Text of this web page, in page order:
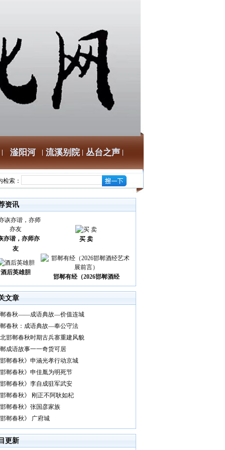
滏阳河 流溪别院 丛台之声
检索：
资讯
亦谐，亦师亦
友
买 卖
酒后英雄胆
邯郸有经（2026邯郸酒经
文章
春秋——成语典故—价值连城
春秋：成语典故—奉公守法
邯郸春秋时期古兵寨重建风貌
成语故事一一奇货可居
郸春秋》申涵光孝行动京城
郸春秋》申佳胤为明死节
郸春秋》李自成驻军武安
郸春秋》 刚正不阿耿如杞
郸春秋》张国彦家族
郸春秋》 广府城
更新